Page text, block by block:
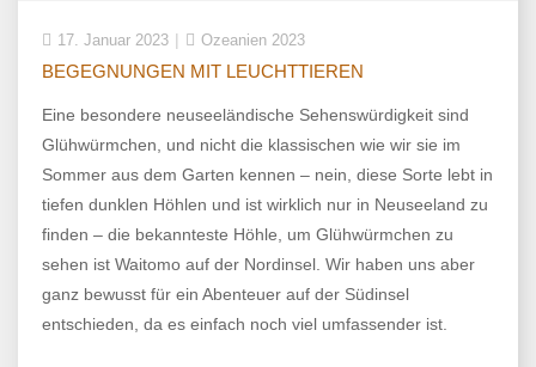
17. Januar 2023 Ozeanien 2023
BEGEGNUNGEN MIT LEUCHTTIEREN
Eine besondere neuseeländische Sehenswürdigkeit sind
Glühwürmchen, und nicht die klassischen wie wir sie im
Sommer aus dem Garten kennen – nein, diese Sorte lebt in
tiefen dunklen Höhlen und ist wirklich nur in Neuseeland zu
finden – die bekannteste Höhle, um Glühwürmchen zu
sehen ist Waitomo auf der Nordinsel. Wir haben uns aber
ganz bewusst für ein Abenteuer auf der Südinsel
entschieden, da es einfach noch viel umfassender ist.